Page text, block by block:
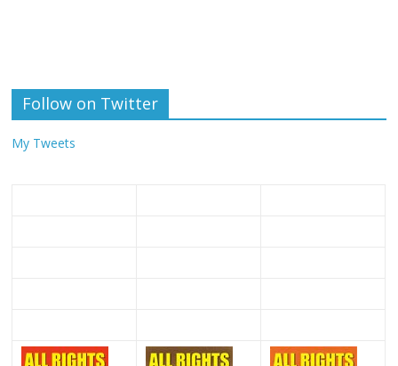
Follow on Twitter
My Tweets